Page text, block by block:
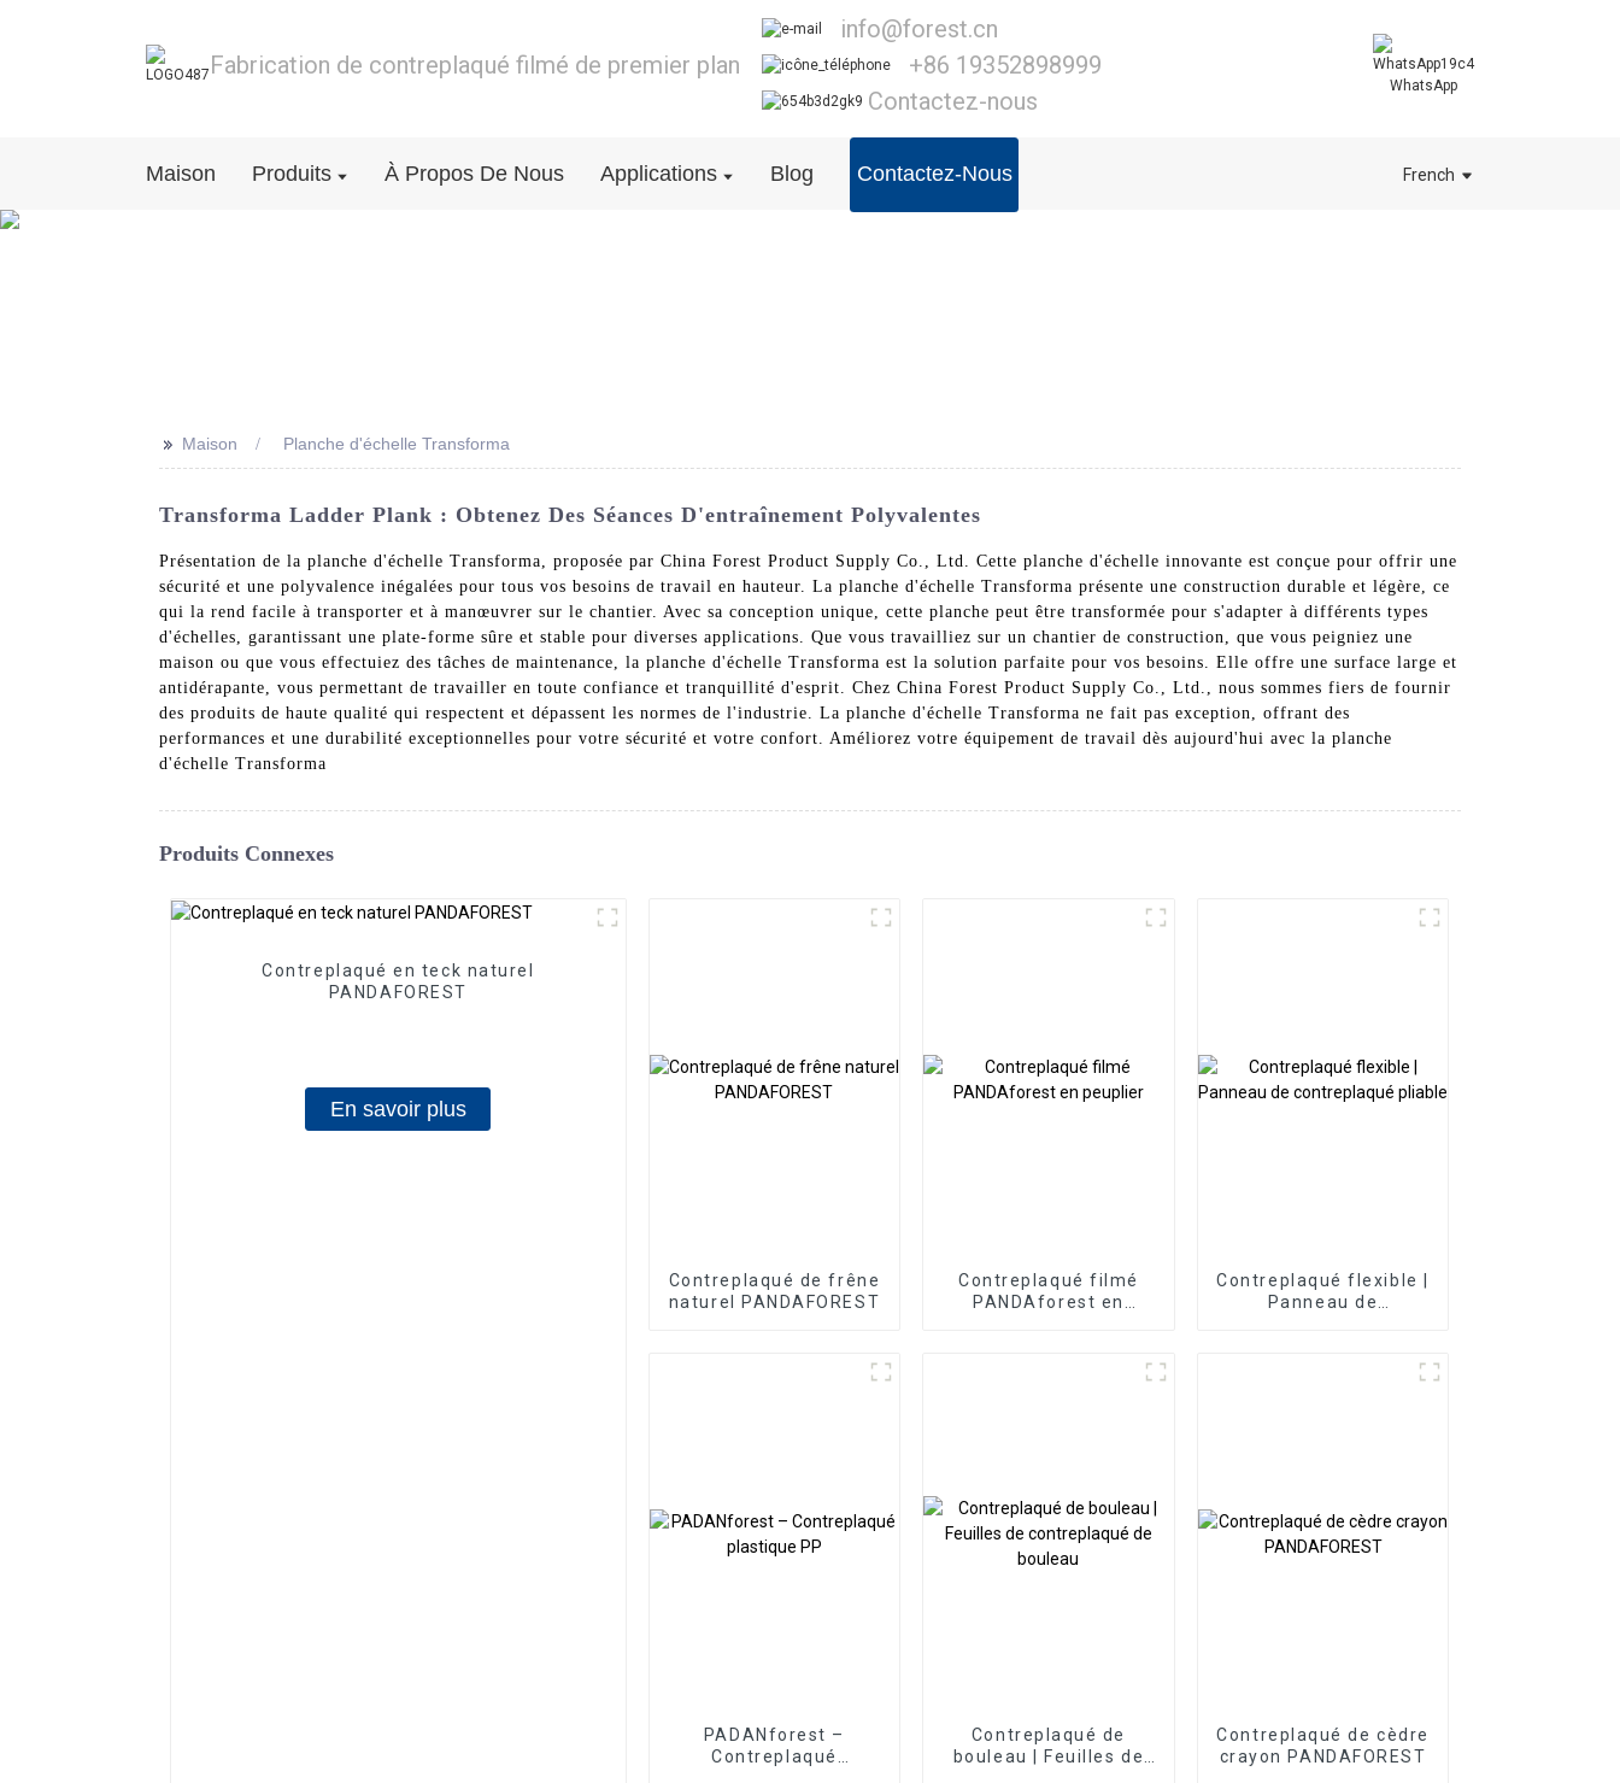
Fabrication de contreplaqué filmé de premier plan
info@forest.cn
+86 19352898999
Contactez-nous
WhatsApp
Maison Produits À Propos De Nous Applications Blog Contactez-Nous French
>> Maison Planche d'échelle Transforma
Transforma Ladder Plank : Obtenez Des Séances D'entraînement Polyvalentes
Présentation de la planche d'échelle Transforma, proposée par China Forest Product Supply Co., Ltd. Cette planche d'échelle innovante est conçue pour offrir une
sécurité et une polyvalence inégalées pour tous vos besoins de travail en hauteur. La planche d'échelle Transforma présente une construction durable et légère, ce
qui la rend facile à transporter et à manœuvrer sur le chantier. Avec sa conception unique, cette planche peut être transformée pour s'adapter à différents types
d'échelles, garantissant une plate-forme sûre et stable pour diverses applications. Que vous travailliez sur un chantier de construction, que vous peigniez une
maison ou que vous effectuiez des tâches de maintenance, la planche d'échelle Transforma est la solution parfaite pour vos besoins. Elle offre une surface large et
antidérapante, vous permettant de travailler en toute confiance et tranquillité d'esprit. Chez China Forest Product Supply Co., Ltd., nous sommes fiers de fournir
des produits de haute qualité qui respectent et dépassent les normes de l'industrie. La planche d'échelle Transforma ne fait pas exception, offrant des
performances et une durabilité exceptionnelles pour votre sécurité et votre confort. Améliorez votre équipement de travail dès aujourd'hui avec la planche
d'échelle Transforma
Produits Connexes
Contreplaqué en teck naturel
PANDAFOREST
En savoir plus
Contreplaqué de frêne
naturel PANDAFOREST
Contreplaqué filmé
PANDAforest en
Contreplaqué flexible |
Panneau de
PADANforest –
Contreplaqué
Contreplaqué de
bouleau | Feuilles de
Contreplaqué de cèdre
crayon PANDAFOREST